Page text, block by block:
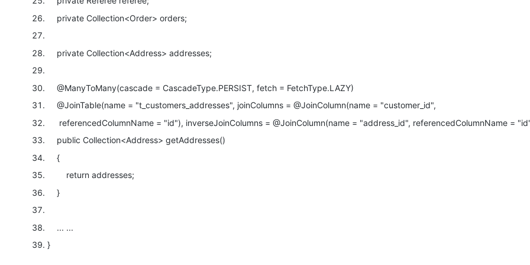
private Collection<Order> orders;
private Collection<Address> addresses;
@ManyToMany(cascade = CascadeType.PERSIST, fetch = FetchType.LAZY)
@JoinTable(name = "t_customers_addresses", joinColumns = @JoinColumn(name = "customer_id",
referencedColumnName = "id"), inverseJoinColumns = @JoinColumn(name = "address_id", referencedColumnName =
public Collection<Address> getAddresses()
{
return addresses;
}
... ...
}